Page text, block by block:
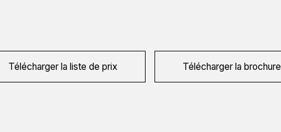
Télécharger la liste de prix Télécharger la brochure